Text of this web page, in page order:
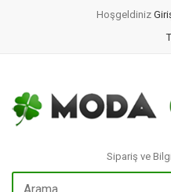
Hoşgeldiniz
Sipariş ve